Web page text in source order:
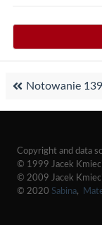
Notowanie
Copyright and data
© 1999 Jacek
© 2009 Jacek
© 2020 Sabina,